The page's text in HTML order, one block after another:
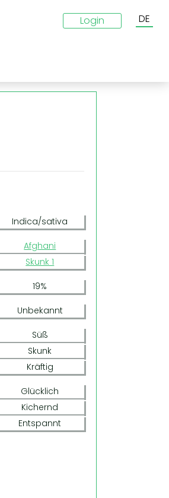
Login DE
Indica/sativa
Afghani
Skunk 1
19%
Unbekannt
Süß
Skunk
Kräftig
Glücklich
Kichernd
Entspannt